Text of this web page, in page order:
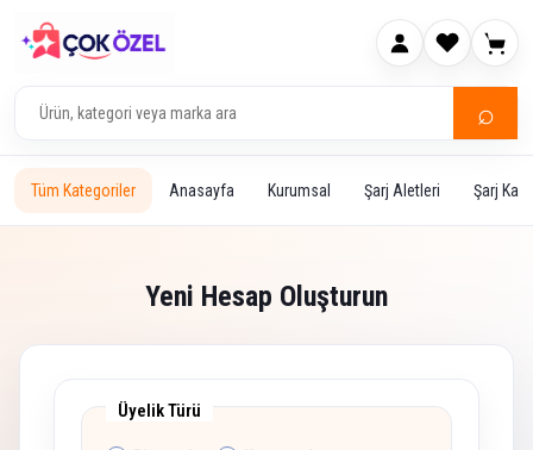
⌕
Tüm Kategoriler Anasayfa Kurumsal Şarj Aletleri Şarj
Yeni Hesap Oluşturun
Üyelik Türü